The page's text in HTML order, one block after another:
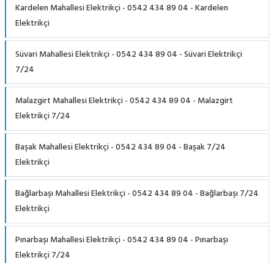
Kardelen Mahallesi Elektrikçi - 0542 434 89 04 - Kardelen
Elektrikçi
Süvari Mahallesi Elektrikçi - 0542 434 89 04 - Süvari Elektrikçi
7/24
Malazgirt Mahallesi Elektrikçi - 0542 434 89 04 - Malazgirt
Elektrikçi 7/24
Başak Mahallesi Elektrikçi - 0542 434 89 04 - Başak 7/24
Elektrikçi
Bağlarbaşı Mahallesi Elektrikçi - 0542 434 89 04 - Bağlarbaşı 7/24
Elektrikçi
Pınarbaşı Mahallesi Elektrikçi - 0542 434 89 04 - Pınarbaşı
Elektrikçi 7/24